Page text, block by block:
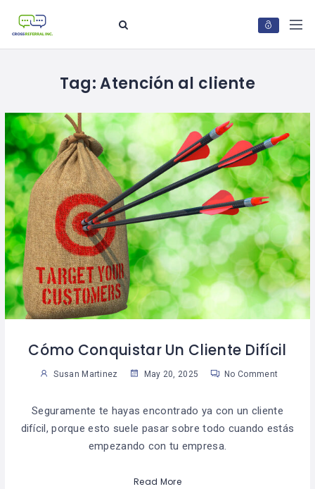
Tag:Atención al cliente
Cómo Conquistar Un Cliente Difícil
Susan Martinez May 20, 2025 No Comment
Seguramente te hayas encontrado ya con un cliente
difícil, porque esto suele pasar sobre todo cuando estás
empezando con tu empresa.
Read More